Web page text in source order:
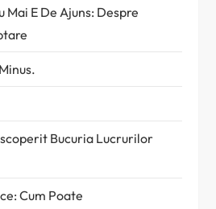
Mai E De Ajuns: Despre
Bucuria Lucrurilor
Cum Poate